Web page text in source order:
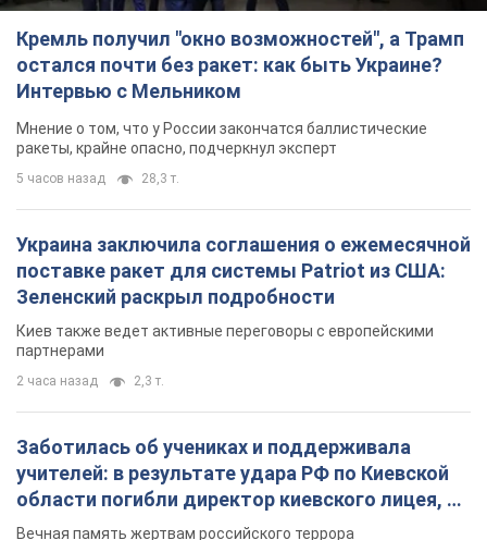
Кремль получил "окно возможностей", а Трамп
остался почти без ракет: как быть Украине?
Интервью с Мельником
Мнение о том, что у России закончатся баллистические
ракеты, крайне опасно, подчеркнул эксперт
5 часов назад 28,3 т.
Украина заключила соглашения о ежемесячной
поставке ракет для системы Patriot из США:
Зеленский раскрыл подробности
Киев также ведет активные переговоры с европейскими
партнерами
2 часа назад 2,3 т.
Заботилась об учениках и поддерживала
учителей: в результате удара РФ по Киевской
области погибли директор киевского лицея, её
муж и внук
Вечная память жертвам российского террора